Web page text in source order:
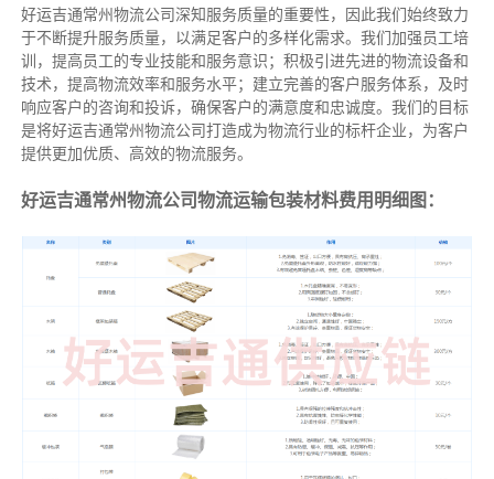
好运吉通常州物流公司深知服务质量的重要性，因此我们始终致力
于不断提升服务质量，以满足客户的多样化需求。我们加强员工培
训，提高员工的专业技能和服务意识；积极引进先进的物流设备和
技术，提高物流效率和服务水平；建立完善的客户服务体系，及时
响应客户的咨询和投诉，确保客户的满意度和忠诚度。我们的目标
是将好运吉通常州物流公司打造成为物流行业的标杆企业，为客户
提供更加优质、高效的物流服务。
好运吉通常州物流公司物流运输包装材料费用明细图：